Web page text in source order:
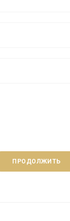
ПРОДОЛЖИТЬ